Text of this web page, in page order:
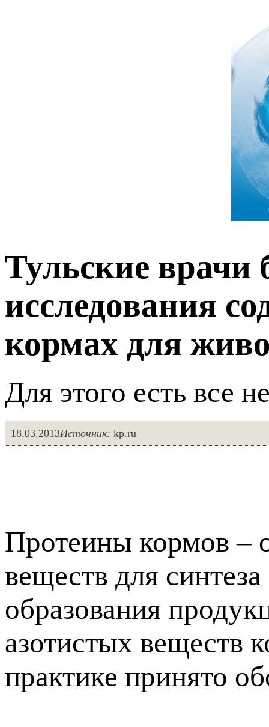
Тульские врачи
исследования
кормах для
Для этого есть все
18.03.2013Источник: kp.ru
Протеины кормов –
веществ для
образования
азотистых веществ
практике принято